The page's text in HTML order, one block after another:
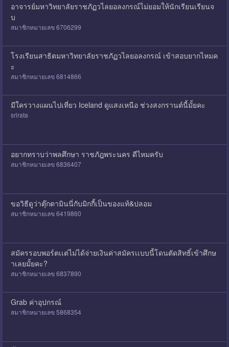
อาจารย์มหาวิทยาลัยราชภัฏวไลยอลงกรณ์ไม่ยอมให้นักเรียนเรียนจ
บ
สมาชิกหมายเลข 6706299
โรงเรียนสาธิตมหาวิทยาลัยราชภัฏวไลยอลงกรณ์ เข้าสอบยากไหมค
ะ
สมาชิกหมายเลข 6814866
มีใครวางแผนไปเที่ยว Iceland ดูแสงเหนือ ช่วงสงกรานต์นี้มั้ยคะ
srirata
อยากทราบว่าพลศึกษา ราชภัฎพระนคร ดีไหมครับ
สมาชิกหมายเลข 6836407
ขอวิธีดูว่าตุ๊กตามินนี่กับมิกกี้เป็นของแท้&ปลอม
สมาชิกหมายเลข 6419860
สมัครรอบพอร์ตเเต่ไม่ได้จ่ายเงินค่าสมัครเเบบนี้โดนตัดสิทธิ์เข้าศึกษ
าเลยมั้ยคะ?
สมาชิกหมายเลข 6837890
Grab ค่าอุปกรณ์
สมาชิกหมายเลข 5868354